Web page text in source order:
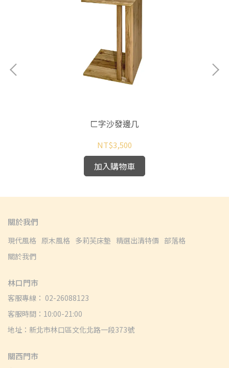
ㄈ字沙發邊几
NT$3,500
加入購物車
關於我們
現代風格 原木風格 多莉芙床墊 精選出清特價 部落格
關於我們
林口門市
客服專線： 02-26088123
客服時間：10:00-21:00
地址：新北市林口區文化北路一段373號
關西門市